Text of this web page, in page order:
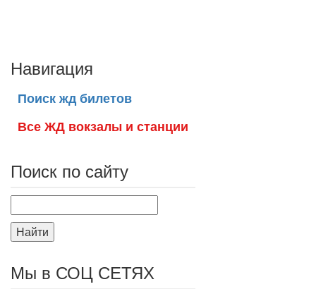
Навигация
Поиск жд билетов
Все ЖД вокзалы и станции
Поиск по сайту
Найти
Мы в СОЦ СЕТЯХ